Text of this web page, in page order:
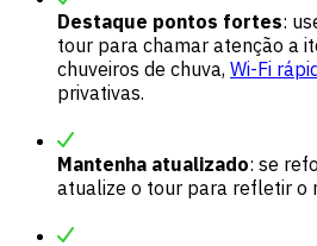
Destaque pontos fortes:
tour para chamar atenção a
chuveiros de chuva, Wi-Fi
privativas.
Mantenha atualizado: se
atualize o tour para refletir o